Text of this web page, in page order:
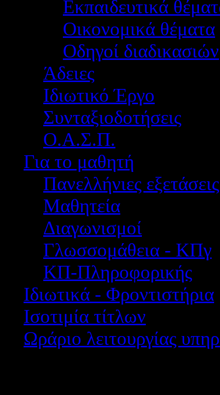
Εκπαιδευτικά
Οικονομικά θέματα
Οδηγοί διαδικασιών
Άδειες
Ιδιωτικό Έργο
Συνταξιοδοτήσεις
Ο.Α.Σ.Π.
Για το μαθητή
Πανελλήνιες εξετάσεις
Μαθητεία
Διαγωνισμοί
Γλωσσομάθεια - ΚΠγ
ΚΠ-Πληροφορικής
Ιδιωτικά - Φροντιστήρια
Ισοτιμία τίτλων
Ωράριο λειτουργίας